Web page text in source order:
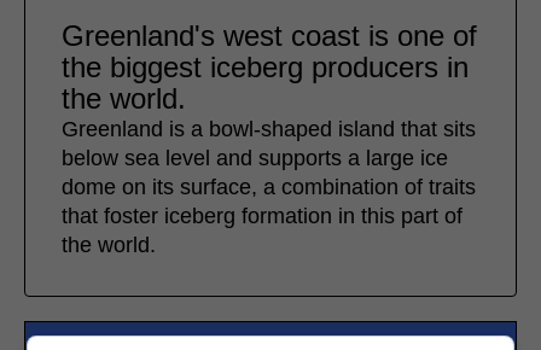
Greenland's west coast is one of
the biggest iceberg producers in
the world.
Greenland is a bowl-shaped island that sits
below sea level and supports a large ice
dome on its surface, a combination of traits
that foster iceberg formation in this part of
the world.